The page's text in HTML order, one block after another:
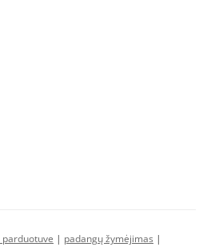
| padangų žymėjimas |